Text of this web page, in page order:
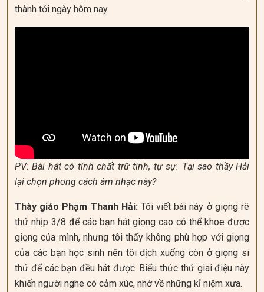
thành tới ngày hôm nay.
PV: Bài hát có tính chất trữ tình, tự sự. Tại sao thầy Hải
lại chọn phong cách âm nhạc này?
Thày giáo Phạm Thanh Hải:Tôi viết bài này ở giọng rê
thứ nhịp 3/8 để các bạn hát giọng cao có thể khoe được
giọng của mình, nhưng tôi thấy không phù hợp với giọng
của các bạn học sinh nên tôi dịch xuống còn ở giọng si
thứ để các bạn đều hát được. Biểu thức thứ giai điệu này
khiến người nghe có cảm xúc, nhớ về những kỉ niệm xưa.